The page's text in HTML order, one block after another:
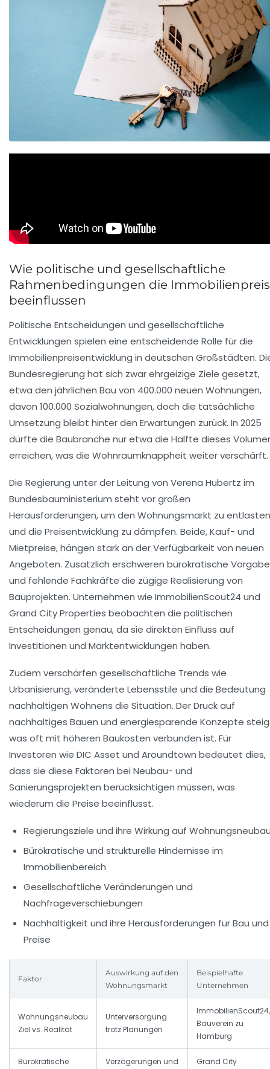
Wie politische und gesellschaftliche
Rahmenbedingungen die
beeinflussen
Politische Entscheidungen und gesellschaftliche
Entwicklungen spielen eine entscheidende Rolle für die
Immobilienpreisentwicklung in deutschen Großstädten.
Bundesregierung hat sich zwar ehrgeizige Ziele gesetzt,
etwa den jährlichen Bau von 400.000 neuen Wohnungen,
davon 100.000 Sozialwohnungen, doch die tatsächliche
Umsetzung bleibt hinter den Erwartungen zurück. In 2025
dürfte die Baubranche nur etwa die Hälfte dieses
erreichen, was die Wohnraumknappheit weiter verschärft.
Die Regierung unter der Leitung von Verena Hubertz im
Bundesbauministerium steht vor großen
Herausforderungen, um den Wohnungsmarkt zu entlasten
und die Preisentwicklung zu dämpfen. Beide, Kauf- und
Mietpreise, hängen stark an der Verfügbarkeit von neuen
Angeboten. Zusätzlich erschweren bürokratische
und fehlende Fachkräfte die zügige Realisierung von
Bauprojekten. Unternehmen wie ImmobilienScout24 und
Grand City Properties beobachten die politischen
Entscheidungen genau, da sie direkten Einfluss auf
Investitionen und Marktentwicklungen haben.
Zudem verschärfen gesellschaftliche Trends wie
Urbanisierung, veränderte Lebensstile und die Bedeutung
nachhaltigen Wohnens die Situation. Der Druck auf
nachhaltiges Bauen und energiesparende Konzepte
was oft mit höheren Baukosten verbunden ist. Für
Investoren wie DIC Asset und Aroundtown bedeutet dies,
dass sie diese Faktoren bei Neubau- und
Sanierungsprojekten berücksichtigen müssen, was
wiederum die Preise beeinflusst.
Regierungsziele und ihre Wirkung auf
Bürokratische und strukturelle Hindernisse im
Immobilienbereich
Gesellschaftliche Veränderungen und
Nachfrageverschiebungen
Nachhaltigkeit und ihre Herausforderungen für Bau und
Preise
Faktor
Auswirkung auf den
Wohnungsmarkt
Beispielhafte
Unternehmen
Wohnungsneubau
Ziel vs. Realität
Unterversorgung
trotz Planungen
ImmobilienScout24,
Bauverein zu
Hamburg
Bürokratische
Verzögerungen und
Grand City